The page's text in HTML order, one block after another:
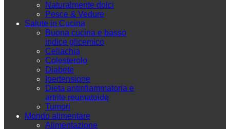
Naturalmente dolci
Pesce & Vedure
Salute in Cucina
Buona cucina e basso
indice glicemico
Celiachia
Colesterolo
Diabete
Ipertensione
Dieta antinfiammatoria e
artrite reumatoide
Tumori
Mondo alimentare
Alimentazione